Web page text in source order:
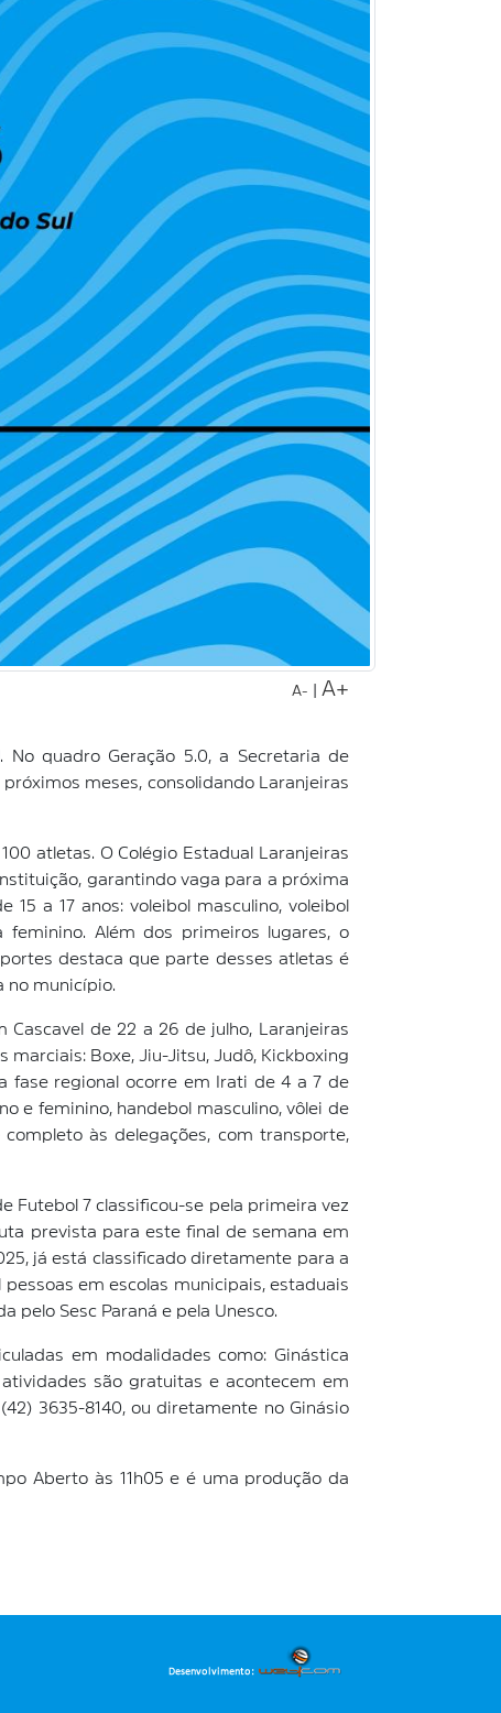
A- A+
quadro Geração 5.0, a Secretaria de
meses, consolidando Laranjeiras
atletas. O Colégio Estadual Laranjeiras
garantindo vaga para a próxima
a 17 anos: voleibol masculino, voleibol
feminino. Além dos primeiros lugares, o
destaca que parte desses atletas é
no município.
de 22 a 26 de julho, Laranjeiras
Boxe, Jiu-Jitsu, Judô, Kickboxing
fase regional ocorre em Irati de 4 a 7 de
e feminino, handebol masculino, vôlei de
às delegações, com transporte,
Futebol 7 classificou-se pela primeira vez
prevista para este final de semana em
já está classificado diretamente para a
em escolas municipais, estaduais
pelo Sesc Paraná e pela Unesco.
em modalidades como: Ginástica
atividades são gratuitas e acontecem em
3635-8140, ou diretamente no Ginásio
Aberto às 11h05 e é uma produção da